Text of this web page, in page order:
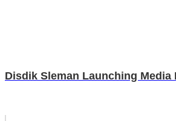
Disdik Sleman Launching Media